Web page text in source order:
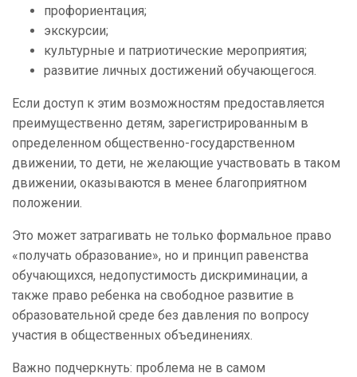
профориентация;
экскурсии;
культурные и патриотические мероприятия;
развитие личных достижений обучающегося.
Если доступ к этим возможностям предоставляется
преимущественно детям, зарегистрированным в
определенном общественно-государственном
движении, то дети, не желающие участвовать в таком
движении, оказываются в менее благоприятном
положении.
Это может затрагивать не только формальное право
«получать образование», но и принцип равенства
обучающихся, недопустимость дискриминации, а
также право ребенка на свободное развитие в
образовательной среде без давления по вопросу
участия в общественных объединениях.
Важно подчеркнуть: проблема не в самом